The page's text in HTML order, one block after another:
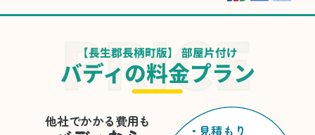
【長生郡長柄町版】 部屋片付け
バディの料金プラン
他社でかかる費用も
見積もり